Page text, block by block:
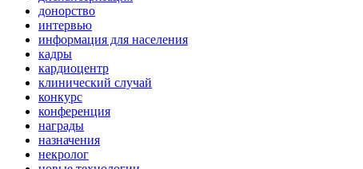
донорство
интервью
информация для населения
кадры
кардиоцентр
клинический случай
конкурс
конференция
награды
назначения
некролог